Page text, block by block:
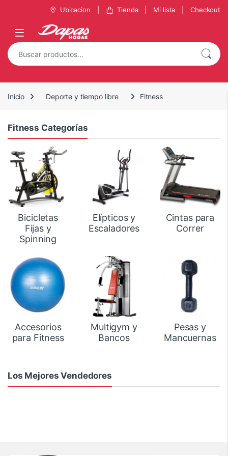
Ubicacion Tienda Mi lista Checkout
Inicio Deporte y tiempo libre Fitness
Fitness Categorías
Bicicletas
Fijas y
Spinning
Elípticos y
Escaladores
Cintas para
Correr
Accesorios
para Fitness
Multigym y
Bancos
Pesas y
Mancuernas
Los Mejores Vendedores